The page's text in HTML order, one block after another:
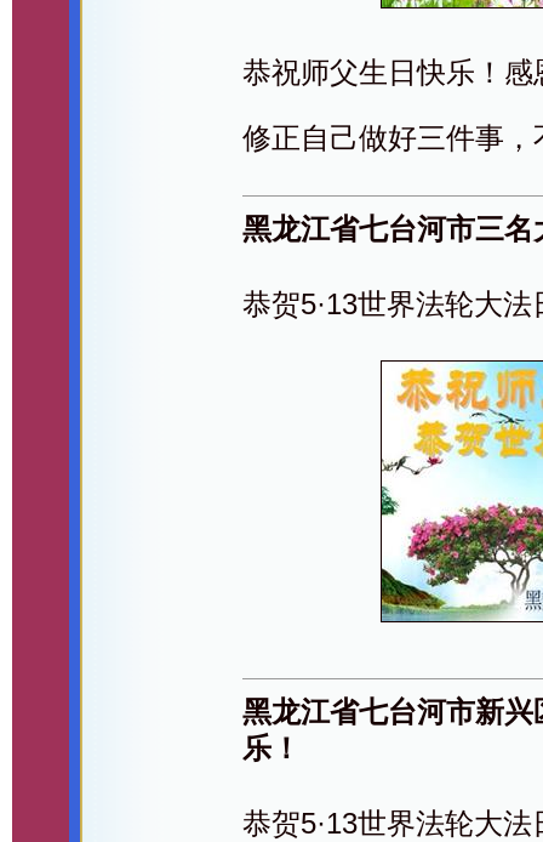
恭祝师父生日快乐！
修正自己做好三件事
黑龙江省七台河市三
恭贺5·13世界法轮大法
黑龙江省七台河市新
乐！
恭贺5·13世界法轮大法